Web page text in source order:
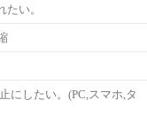
い。
にしたい。(PC,スマホ,タ